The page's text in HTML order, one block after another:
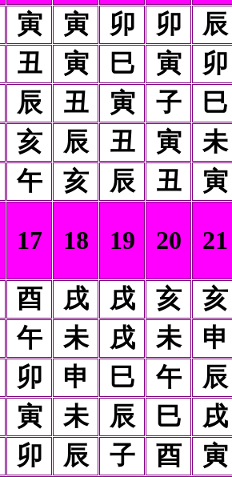
寅 寅 卯 卯
辰
丑 寅 巳 寅
卯
辰 丑 寅 子
巳
亥 辰 丑 寅
未
午 亥 辰 丑
寅
17 18 19 20 21
酉 戌 戌 亥
亥
午 未 戌 未
申
卯 申 巳 午
辰
寅 未 辰 巳
戌
卯 辰 子 酉 寅